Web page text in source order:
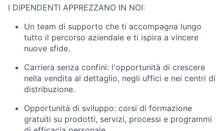
I DIPENDENTI APPREZZANO IN NOI:
Un team di supporto che ti accompagna lungo
tutto il percorso aziendale e ti ispira a vincere
nuove sfide.
Carriera senza confini: l'opportunità di crescere
nella vendita al dettaglio, negli uffici e nei centri di
distribuzione.
Opportunità di sviluppo: corsi di formazione
gratuiti su prodotti, servizi, processi e programmi